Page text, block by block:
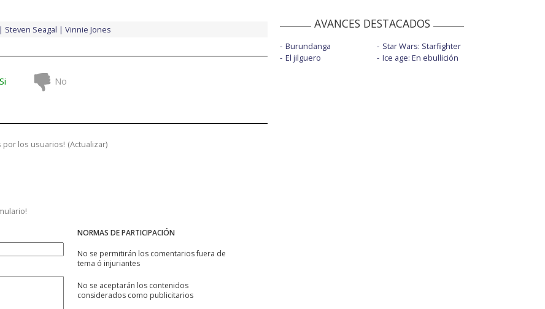
Steven Seagal Vinnie Jones
Si No
por los usuarios! (Actualizar)
NORMAS DE PARTICIPACIÓN
No se permitirán los comentarios fuera de
tema ó injuriantes
No se aceptarán los contenidos
considerados como publicitarios
AVANCES DESTACADOS
Burundanga
El jilguero
Star Wars: Starfighter
Ice age: En ebullición